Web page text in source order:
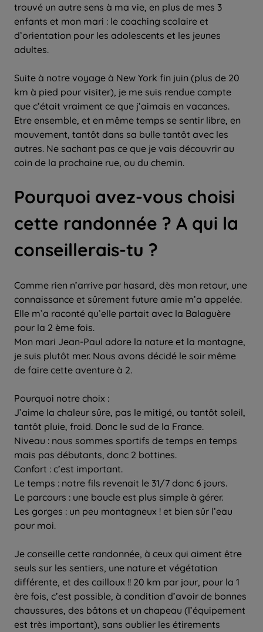
trouvé un autre sens à ma vie, en plus de mes 3
enfants et mon mari : le coaching scolaire et
d’orientation pour les adolescents et les jeunes
adultes.
Suite à notre voyage à New York fin juin (plus de 20
km à pied pour visiter), je me suis rendue compte
que c’était vraiment ce que j’aimais en vacances.
Etre ensemble, et en même temps se sentir libre, en
mouvement, tantôt dans sa bulle tantôt avec les
autres. Ne sachant pas ce que je vais découvrir au
coin de la prochaine rue, ou du chemin.
Pourquoi avez-vous choisi
cette randonnée ? A qui la
conseillerais-tu ?
Comme rien n’arrive par hasard, dès mon retour, une
connaissance et sûrement future amie m’a appelée.
Elle m’a raconté qu’elle partait avec la Balaguère
pour la 2 ème fois.
Mon mari Jean-Paul adore la nature et la montagne,
je suis plutôt mer. Nous avons décidé le soir même
de faire cette aventure à 2.
Pourquoi notre choix :
J’aime la chaleur sûre, pas le mitigé, ou tantôt soleil,
tantôt pluie, froid. Donc le sud de la France.
Niveau : nous sommes sportifs de temps en temps
mais pas débutants, donc 2 bottines.
Confort : c’est important.
Le temps : notre fils revenait le 31/7 donc 6 jours.
Le parcours : une boucle est plus simple à gérer.
Les gorges : un peu montagneux ! et bien sûr l’eau
pour moi.
Je conseille cette randonnée, à ceux qui aiment être
seuls sur les sentiers, une nature et végétation
différente, et des cailloux !! 20 km par jour, pour la 1
ère fois, c’est possible, à condition d’avoir de bonnes
chaussures, des bâtons et un chapeau (l’équipement
est très important), sans oublier les étirements